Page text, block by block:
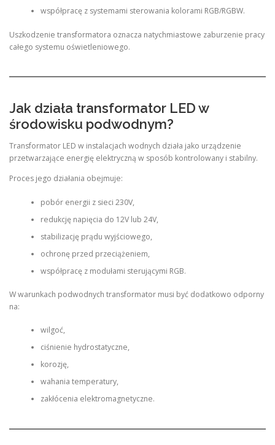
współpracę z systemami sterowania kolorami RGB/RGBW.
Uszkodzenie transformatora oznacza natychmiastowe zaburzenie pracy
całego systemu oświetleniowego.
Jak działa transformator LED w
środowisku podwodnym?
Transformator LED w instalacjach wodnych działa jako urządzenie
przetwarzające energię elektryczną w sposób kontrolowany i stabilny.
Proces jego działania obejmuje:
pobór energii z sieci 230V,
redukcję napięcia do 12V lub 24V,
stabilizację prądu wyjściowego,
ochronę przed przeciążeniem,
współpracę z modułami sterującymi RGB.
W warunkach podwodnych transformator musi być dodatkowo odporny
na:
wilgoć,
ciśnienie hydrostatyczne,
korozję,
wahania temperatury,
zakłócenia elektromagnetyczne.